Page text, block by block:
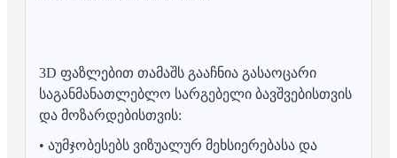
3D ფაზლებით თამაშს გააჩნია გასაოცარი
საგანმანათლებლო სარგებელი ბავშვებისთვის
და მოზარდებისთვის:
• აუმჯობესებს ვიზუალურ მეხსიერებასა და